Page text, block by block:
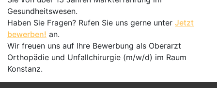
Gesundheitswesen.
Haben Sie Fragen? Rufen Sie uns gerne unter Jetzt
bewerben! an.
Wir freuen uns auf Ihre Bewerbung als Oberarzt
Orthopädie und Unfallchirurgie (m/w/d) im Raum
Konstanz.